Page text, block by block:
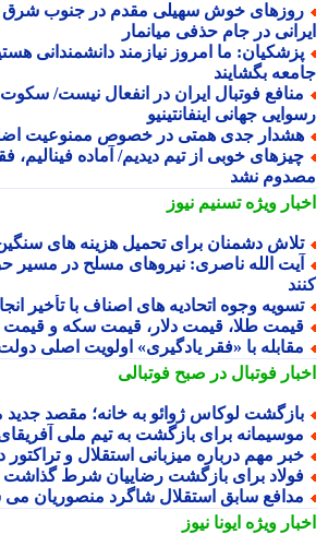
خوش سهیلی مقدم در جنوب شرق آسیا؛
در جام حذفی میانمار
ما امروز نیازمند دانشمندانی
بگشایند
فوتبال ایران در انفعال نیست/ سکوت
جهانی اینفانتینیو
جدی همتی در خصوص ممنوعیت اضافه
خوبی از تیم دیدیم/ آماده فینالیم،
نشد
ویژهتسنیم نیوز
دشمنان برای تحمیل هزینه های سنگین
الله ناصری: نیروهای مسلح در مسیر حق
وجوه اتحادیه های اصناف با تأخیر
طلا، قیمت دلار، قیمت سکه و قیمت ارز 1405/05/18
با «فقر یادگیری» اولویت اصلی دولت
فوتبال در صبح فوتبالی
لوکاس ژوائو به خانه؛ مقصد جدید
برای بازگشت به تیم ملی آفریقای
مهم درباره میزبانی استقلال و تراکتور در
برای بازگشت رضاییان شرط گذاشت
سابق استقلال شاگرد منصوریان می
ویژهایونا نیوز